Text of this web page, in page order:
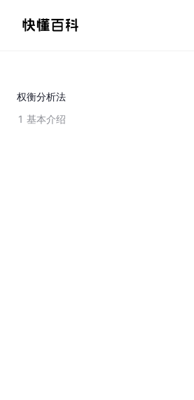
权衡分析法
1 基本介绍